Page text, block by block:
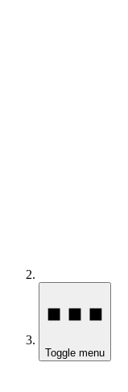
Toggle menu